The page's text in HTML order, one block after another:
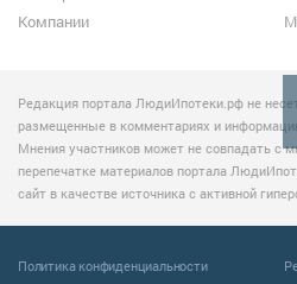
Компании
Редакция портала ЛюдиИпотеки.рф не
размещенные в комментариях и
Мнения участников может не совпадать с
перепечатке материалов портала
сайт в качестве источника с активной
Политика конфиденциальности